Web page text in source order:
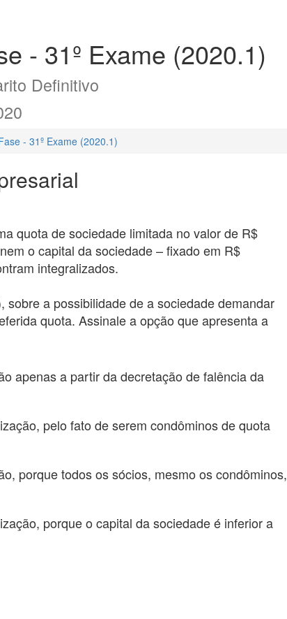
- 31º Exame (2020.1)
Definitivo
- 31º Exame (2020.1)
quota de sociedade limitada no valor de R$
o capital da sociedade – fixado em R$
integralizados.
a possibilidade de a sociedade demandar
quota. Assinale a opção que apresenta a
apenas a partir da decretação de falência da
pelo fato de serem condôminos de quota
porque todos os sócios, mesmo os condôminos,
porque o capital da sociedade é inferior a